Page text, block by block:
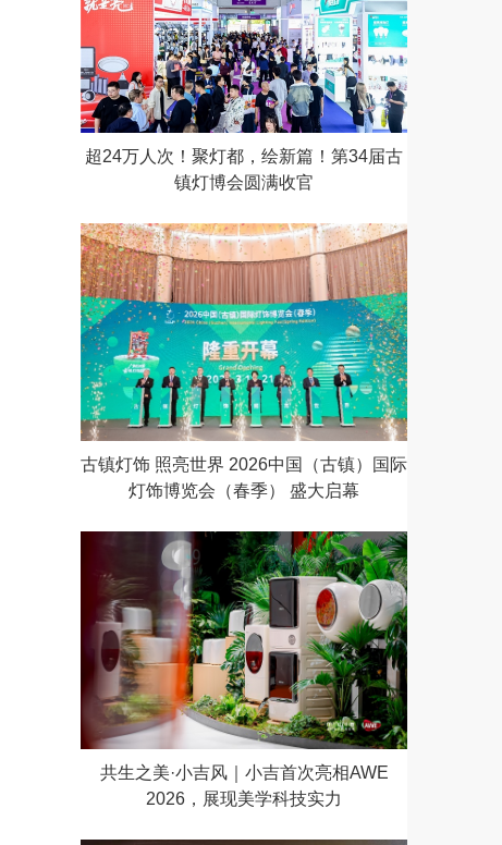
超24万人次！聚灯都，绘新篇！第34届古
镇灯博会圆满收官
古镇灯饰 照亮世界 2026中国（古镇）国际
灯饰博览会（春季） 盛大启幕
共生之美·小吉风｜小吉首次亮相AWE
2026，展现美学科技实力